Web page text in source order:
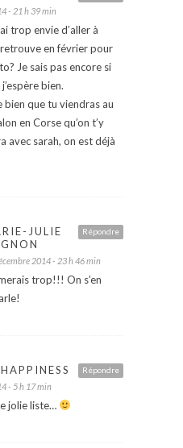
- 21 h 39 min
trop envie d’aller à
retrouve en février pour
Je sais pas encore si
bien.
bien que tu viendras au
en Corse qu’on t’y
avec sarah, on est déjà
Répondre
JULIE
2014 - 23 h 46 min
trop!!! On s’en
Répondre
- 5 h 17 min
jolie liste…